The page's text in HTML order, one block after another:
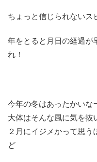
ちょっと信じられないス
年をとると月日の経過が
れ！
今年の冬はあったかいな
大体はそんな風に気を抜
２月にイジメかって思
ど